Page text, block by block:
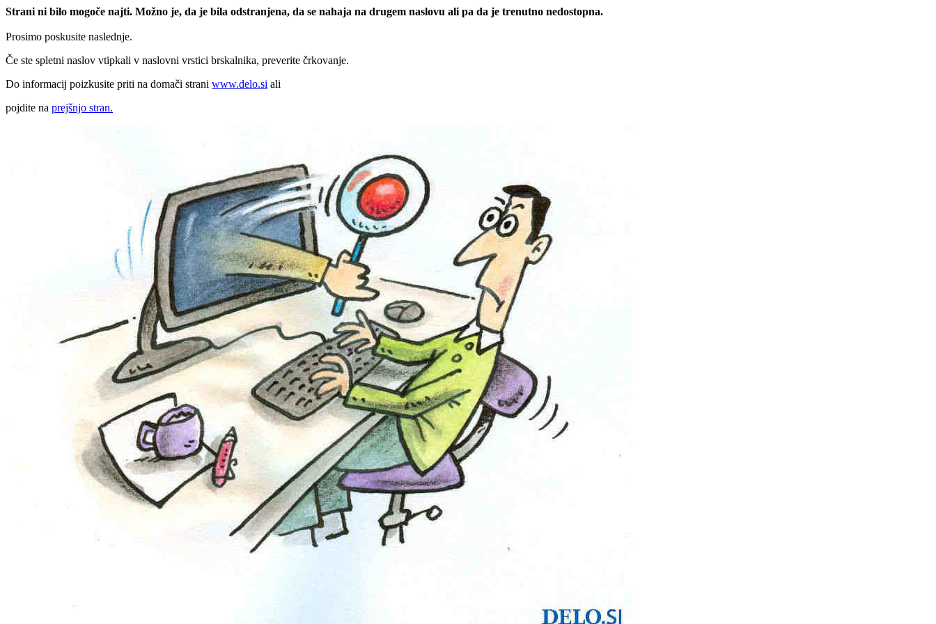
Strani ni bilo mogoče najti. Možno je, da je bila odstranjena, da se nahaja na drugem naslovu ali pa da je trenutno nedostopna.
Prosimo poskusite naslednje.
Če ste spletni naslov vtipkali v naslovni vrstici brskalnika, preverite črkovanje.
Do informacij poizkusite priti na domači strani www.delo.si ali
pojdite na prejšnjo stran.